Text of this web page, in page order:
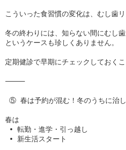
こういった食習慣の変化は、むし歯リ
冬の終わりには、知らない間にむし
というケースも珍しくありません。
定期健診で早期にチェックしておくこ
⸻
⑤ 春は予約が混む！冬のうちに治
春は
• 転勤・進学・引っ越し
• 新生活スタート